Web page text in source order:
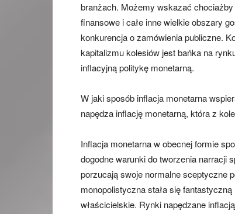
branżach. Możemy wskazać
finansowe i całe inne wielkie obszary
konkurencja o zamówienia publiczne.
kapitalizmu kolesiów jest bańka na
inflacyjną politykę monetarną.
W jaki sposób inflacja monetarna
napędza inflację monetarną, która z
Inflacja monetarna w obecnej formie
dogodne warunki do tworzenia narracji
porzucają swoje normalne sceptyczne
monopolistyczna stała się
właścicielskie. Rynki napędzane